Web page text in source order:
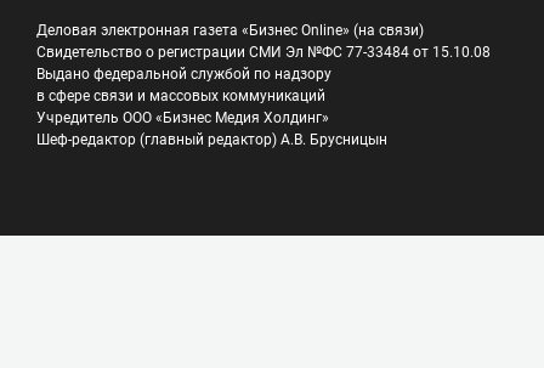
Деловая электронная газета «Бизнес Online» (на связи)
Свидетельство о регистрации СМИ Эл №ФС 77-33484 от 15.10.08
Выдано федеральной службой по надзору
в сфере связи и массовых коммуникаций
Учредитель ООО «Бизнес Медия Холдинг»
Шеф-редактор (главный редактор) А.В. Брусницын